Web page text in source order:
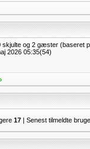
skjulte og 2 gæster (baseret
2026 05:35(54)
17 | Senest tilmeldte